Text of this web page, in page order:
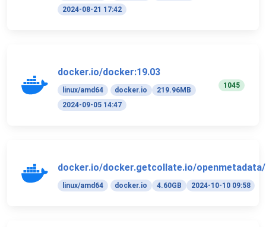
2024-08-21 17:42
docker.io/docker:19.03
linux/amd64 docker.io
219.96MB
2024-09-05 14:47
1045
docker.io/docker.getcollate.io/
linux/amd64 docker.io 4.60GB 2024-10-10 09:58